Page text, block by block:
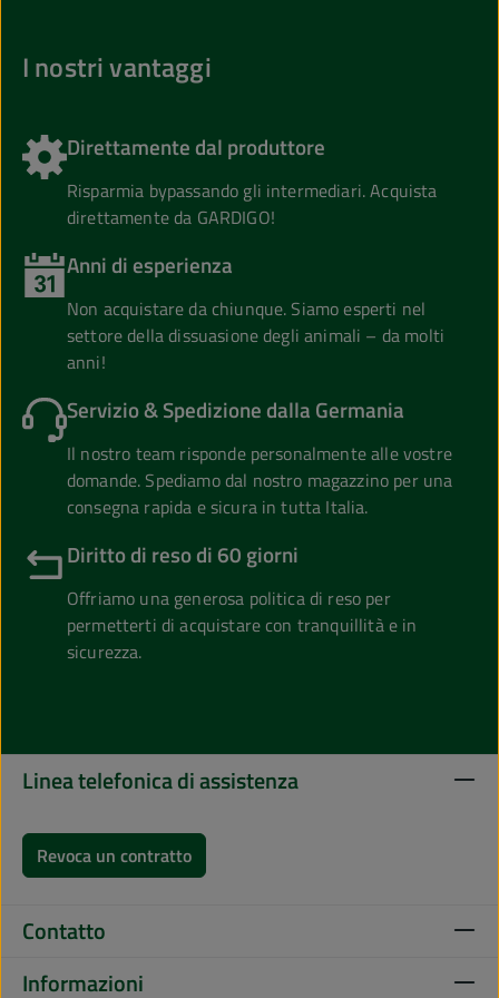
I nostri vantaggi
Direttamente dal produttore
Risparmia bypassando gli intermediari. Acquista
direttamente da GARDIGO!
Anni di esperienza
Non acquistare da chiunque. Siamo esperti nel
settore della dissuasione degli animali – da molti
anni!
Servizio & Spedizione dalla Germania
Il nostro team risponde personalmente alle vostre
domande. Spediamo dal nostro magazzino per una
consegna rapida e sicura in tutta Italia.
Diritto di reso di 60 giorni
Offriamo una generosa politica di reso per
permetterti di acquistare con tranquillità e in
sicurezza.
Linea telefonica di assistenza
Revoca un contratto
Contatto
Informazioni